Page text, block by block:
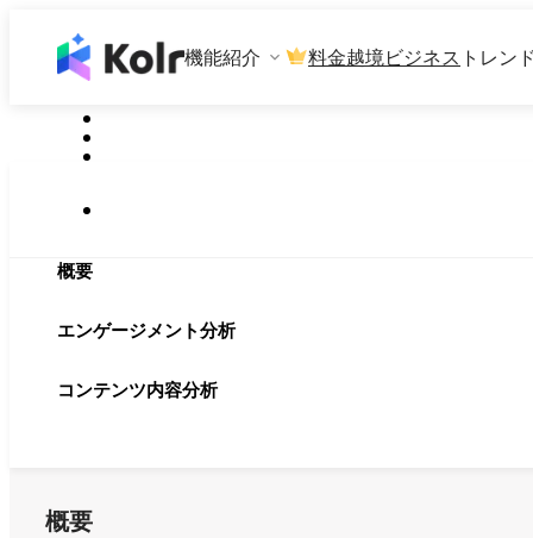
機能紹介 料金越境ビジネス トレン
概要
エンゲージメント分析
コンテンツ内容分析
概要